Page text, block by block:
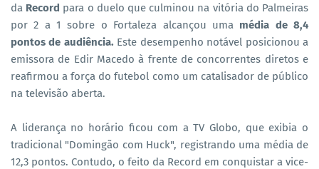
da Record para o duelo que culminou na vitória do Palmeiras
por 2 a 1 sobre o Fortaleza alcançou uma média de 8,4
pontos de audiência. Este desempenho notável posicionou a
emissora de Edir Macedo à frente de concorrentes diretos e
reafirmou a força do futebol como um catalisador de público
na televisão aberta.
A liderança no horário ficou com a TV Globo, que exibia o
tradicional "Domingão com Huck", registrando uma média de
12,3 pontos. Contudo, o feito da Record em conquistar a vice-